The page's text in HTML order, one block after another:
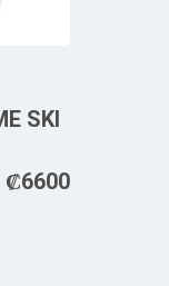
SKI
₡6600